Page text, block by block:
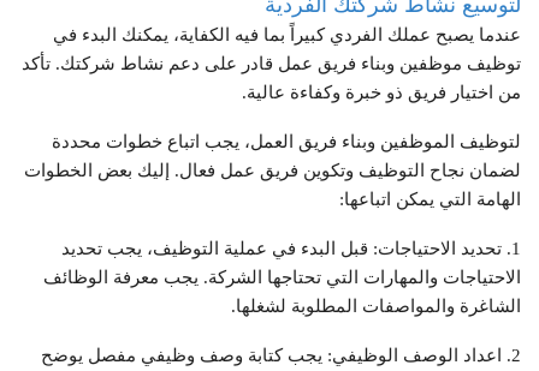
لتوسيع نشاط شركتك الفردية
عندما يصبح عملك الفردي كبيراً بما فيه الكفاية، يمكنك البدء في
توظيف موظفين وبناء فريق عمل قادر على دعم نشاط شركتك. تأكد
من اختيار فريق ذو خبرة وكفاءة عالية.
لتوظيف الموظفين وبناء فريق العمل، يجب اتباع خطوات محددة
لضمان نجاح التوظيف وتكوين فريق عمل فعال. إليك بعض الخطوات
الهامة التي يمكن اتباعها:
1. تحديد الاحتياجات: قبل البدء في عملية التوظيف، يجب تحديد
الاحتياجات والمهارات التي تحتاجها الشركة. يجب معرفة الوظائف
الشاغرة والمواصفات المطلوبة لشغلها.
2. اعداد الوصف الوظيفي: يجب كتابة وصف وظيفي مفصل يوضح